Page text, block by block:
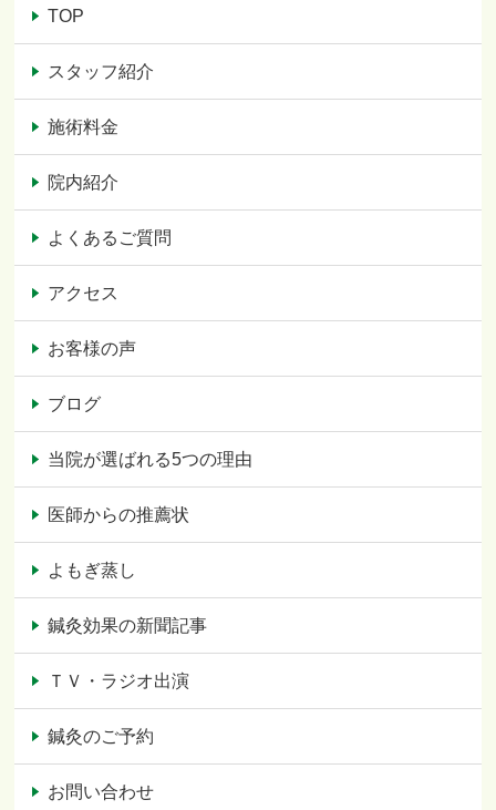
TOP
スタッフ紹介
施術料金
院内紹介
よくあるご質問
アクセス
お客様の声
ブログ
当院が選ばれる5つの理由
医師からの推薦状
よもぎ蒸し
鍼灸効果の新聞記事
ＴＶ・ラジオ出演
鍼灸のご予約
お問い合わせ